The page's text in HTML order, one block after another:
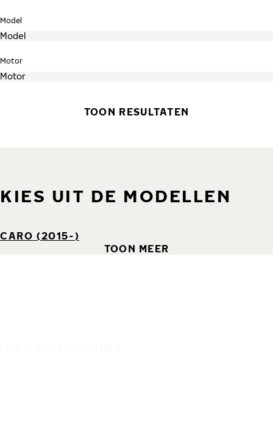
Model
Motor
TOON RESULTATEN
KIES UIT DE MODELLEN
CARO (2015-)
TOON MEER